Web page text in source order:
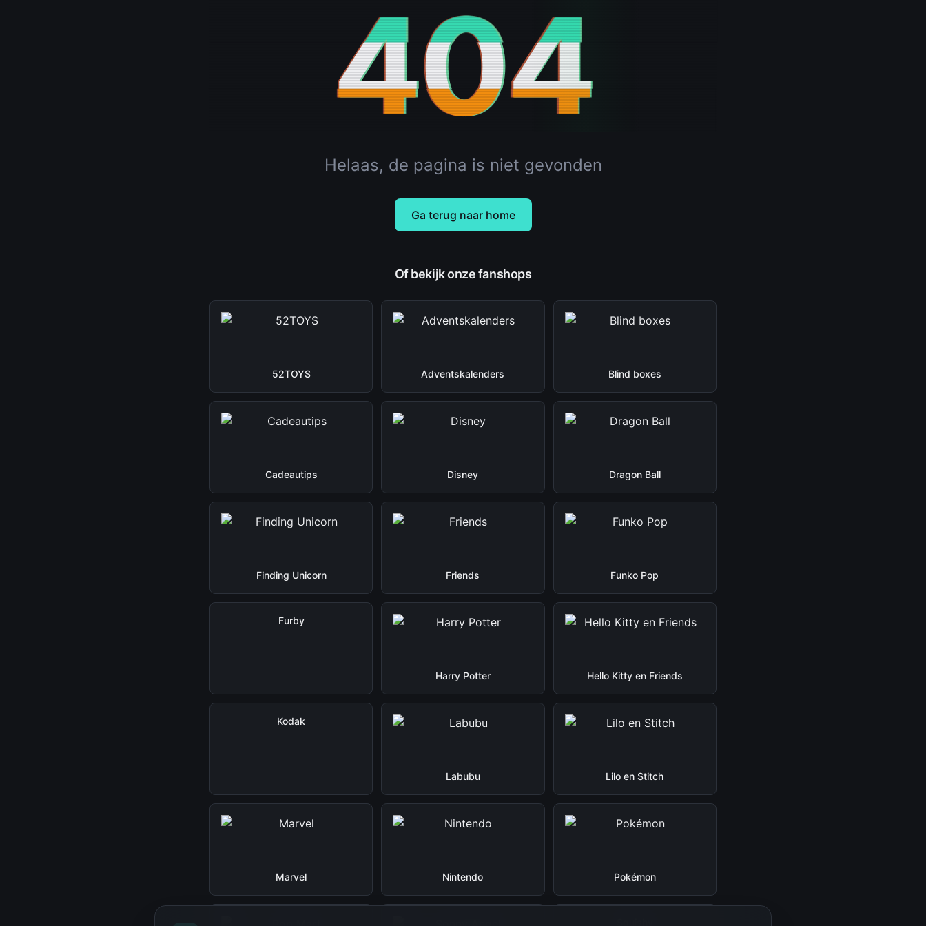
404
Helaas, de pagina is niet gevonden
Ga terug naar home
Of bekijk onze fanshops
52TOYS Adventskalenders Blind boxes
Cadeautips Disney Dragon Ball
Finding Unicorn Friends Funko Pop
Furby
Harry Potter Hello Kitty en Friends
Kodak
Labubu Lilo en Stitch
Marvel Nintendo Pokémon